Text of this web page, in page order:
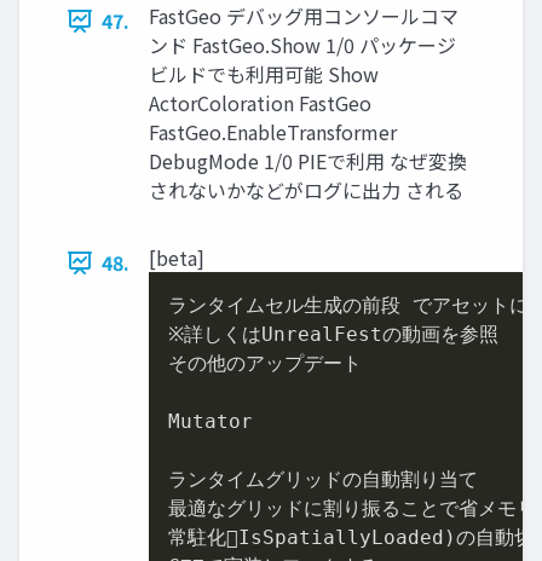
47.
FastGeo デバッグ用コンソールコマ
ンド FastGeo.Show 1/0 パッケージ
ビルドでも利用可能 Show
ActorColoration FastGeo
FastGeo.EnableTransformer
DebugMode 1/0 PIEで利用 なぜ変換
されないかなどがログに出力 される
48. [beta]
ランタイムセル生成の前段 でアセットに
※詳しくはUnrealFestの動画を参照
その他のアップデート
Mutator
ランタイムグリッドの自動割り当て
最適なグリッドに割り振ることで省メモリ
常駐化IsSpatiallyLoaded)の自動切